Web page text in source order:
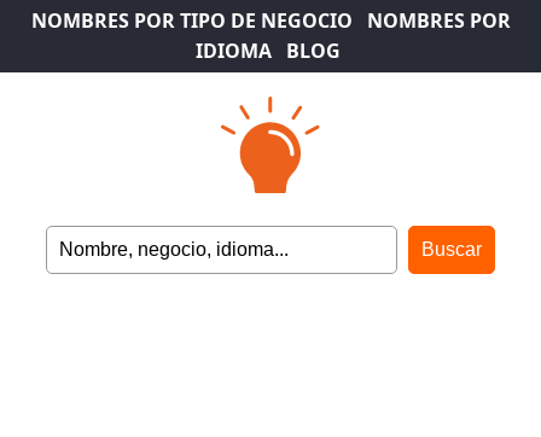
NOMBRES POR TIPO DE NEGOCIO
NOMBRES POR
IDIOMA
BLOG